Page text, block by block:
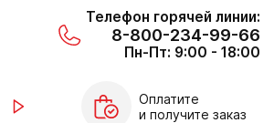
Телефон горячей линии:
8-800-234-99-66
Пн-Пт: 9:00 - 18:00
Оплатите
и получите заказ